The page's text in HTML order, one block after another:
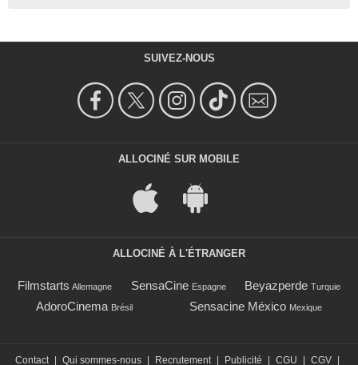
SUIVEZ-NOUS
ALLOCINÉ SUR MOBILE
ALLOCINÉ À L'ÉTRANGER
Filmstarts Allemagne SensaCine Espagne Beyazperde Turquie
AdoroCinema Brésil Sensacine México Mexique
Contact Qui sommes-nous Recrutement Publicité CGU CGV